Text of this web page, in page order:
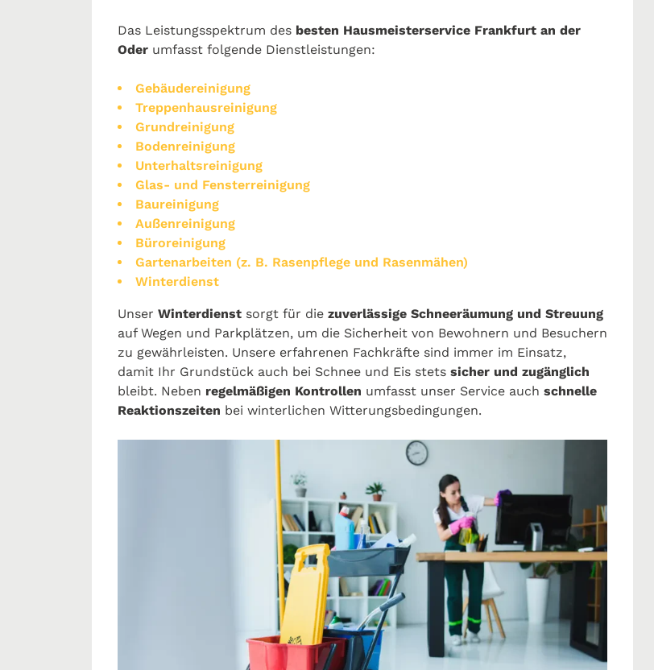
Das Leistungsspektrum des besten Hausmeisterservice Frankfurt an der
Oder umfasst folgende Dienstleistungen:
Gebäudereinigung
Treppenhausreinigung
Grundreinigung
Bodenreinigung
Unterhaltsreinigung
Glas- und Fensterreinigung
Baureinigung
Außenreinigung
Büroreinigung
Gartenarbeiten (z. B. Rasenpflege und Rasenmähen)
Winterdienst
Unser Winterdienst sorgt für die zuverlässige Schneeräumung und Streuung
auf Wegen und Parkplätzen, um die Sicherheit von Bewohnern und Besuchern
zu gewährleisten. Unsere erfahrenen Fachkräfte sind immer im Einsatz,
damit Ihr Grundstück auch bei Schnee und Eis stets sicher und zugänglich
bleibt. Neben regelmäßigen Kontrollen umfasst unser Service auch schnelle
Reaktionszeiten bei winterlichen Witterungsbedingungen.